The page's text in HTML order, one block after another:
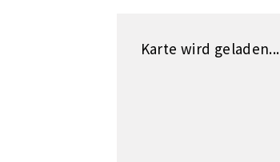
Karte wird geladen...